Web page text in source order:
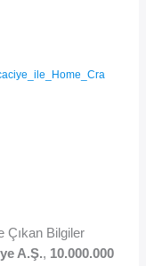
Çıkan Bilgiler
A.Ş., 10.000.000